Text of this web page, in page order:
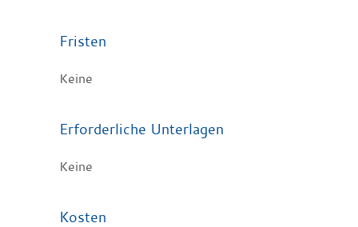
Fristen
Keine
Erforderliche Unterlagen
Keine
Kosten